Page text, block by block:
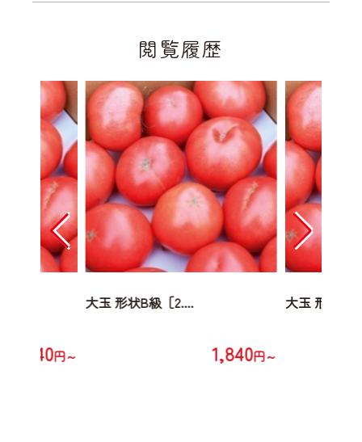
閲覧履歴
1,840円～
大玉 形状B級［2....
1,840円～
大玉 形状B